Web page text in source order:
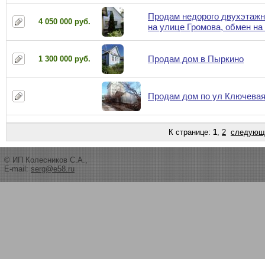
4 050 000 руб.
Продам недорого
на улице Громова, обмен на
1 300 000 руб. Продам дом в Пыркино
Продам дом по ул
К странице: 1, 2
© ИП Колесников С.А.,
E-mail: serg@e58.ru